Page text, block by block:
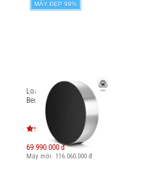
MÁY ĐẸP 99%
Loa không dây B&O
Beosound Edge
69.990.000 đ
Máy mới: 116.060.000 đ